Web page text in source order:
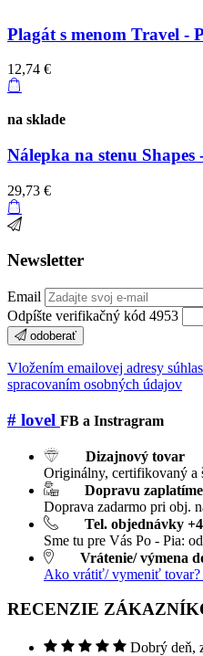
Plagát s menom Travel -
12,74 €
na sklade
Nálepka na stenu
29,73 €
Newsletter
Email
Odpíšte verifikačný kód 4953
odoberať
Vložením emailovej adresy
spracovaním osobných údajov
# lovel FB a Instragram
Dizajnový tovar
Originálny, certifikovaný a
Dopravu
Doprava zadarmo pri obj.
Tel. objednávky
Sme tu pre Vás Po - Pia:
Vrátenie/ výmena
Ako vrátiť/ vymeniť tovar?
RECENZIE
Dobrý deň,